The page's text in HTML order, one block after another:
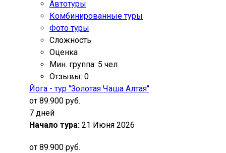
Автотуры
Комбинированные туры
Фото туры
Сложность
Оценка
Мин. группа: 5 чел.
Отзывы: 0
Йога - тур "Золотая Чаша Алтая"
от 89.900 руб.
7 дней
Начало тура: 21 Июня 2026
от 89.900 руб.